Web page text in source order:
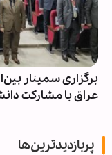
برگزاری سمینار
عراق با مشارکت
پربازدیدترین‌ها